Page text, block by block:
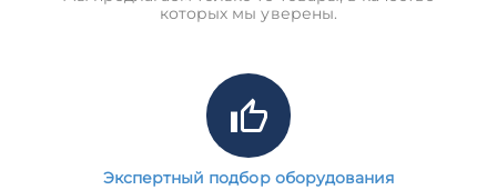
которых мы уверены.
Экспертный подбор оборудования